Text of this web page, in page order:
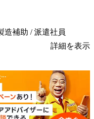
造補助 / 派遣社員
詳細を表示